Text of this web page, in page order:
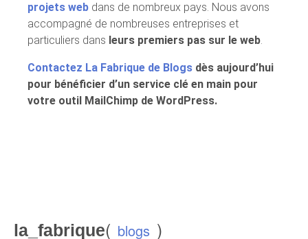
projets web dans de nombreux pays. Nous avons
accompagné de nombreuses entreprises et
particuliers dans leurs premiers pas sur le web.
Contactez La Fabrique de Blogs dès aujourd’hui
pour bénéficier d’un service clé en main pour
votre outil MailChimp de WordPress.
la_fabrique( blogs )